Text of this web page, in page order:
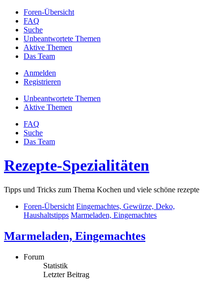
Foren-Übersicht
FAQ
Suche
Unbeantwortete Themen
Aktive Themen
Das Team
Anmelden
Registrieren
Unbeantwortete Themen
Aktive Themen
FAQ
Suche
Das Team
Rezepte-Spezialitäten
Tipps und Tricks zum Thema Kochen und viele schöne rezepte
Foren-Übersicht Eingemachtes, Gewürze, Deko,
Haushaltstipps Marmeladen, Eingemachtes
Marmeladen, Eingemachtes
Forum
Statistik
Letzter Beitrag